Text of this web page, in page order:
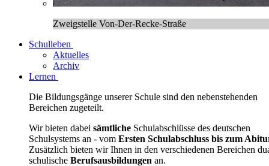
Zweigstelle Von-Der-Recke-Straße
Schulleben
Aktuelles
Archiv
Lernen
Die Bildungsgänge unserer Schule sind den nebenstehenden
Bereichen zugeteilt.
Wir bieten dabei sämtliche Schulabschlüsse des deutschen
Schulsystems an - vom Ersten Schulabschluss bis zum
Zusätzlich bieten wir Ihnen in den verschiedenen Bereichen
schulische Berufsausbildungen an.